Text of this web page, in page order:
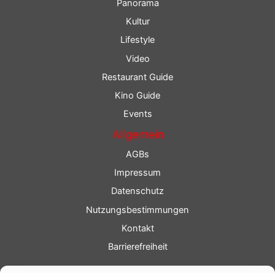
Panorama
Kultur
Lifestyle
Video
Restaurant Guide
Kino Guide
Events
Allgemein
AGBs
Impressum
Datenschutz
Nutzungsbestimmungen
Kontakt
Barrierefreiheit